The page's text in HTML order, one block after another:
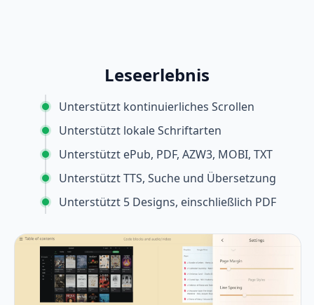
Leseerlebnis
Unterstützt kontinuierliches Scrollen
Unterstützt lokale Schriftarten
Unterstützt ePub, PDF, AZW3, MOBI, TXT
Unterstützt TTS, Suche und Übersetzung
Unterstützt 5 Designs, einschließlich PDF